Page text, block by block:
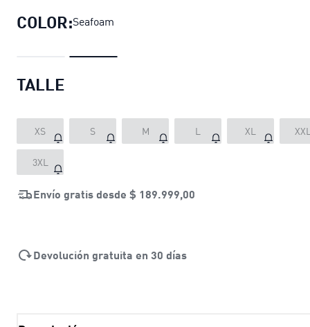
COLOR:Seafoam
TALLE
XS S M L XL
3XL
Envío gratis desde $ 189.999,00
Devolución gratuita en 30 días